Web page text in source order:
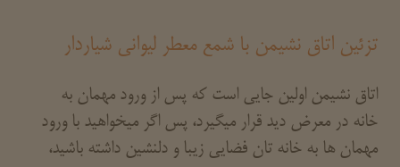
تزئین اتاق نشیمن با شمع معطر لیوانی شیاردار
اتاق نشیمن اولین جایی است که پس از ورود مهمان به
خانه در معرض دید قرار میگیرد، پس اگر میخواهید با ورود
مهمان ها به خانه تان فضایی زیبا و دلنشین داشته باشید،